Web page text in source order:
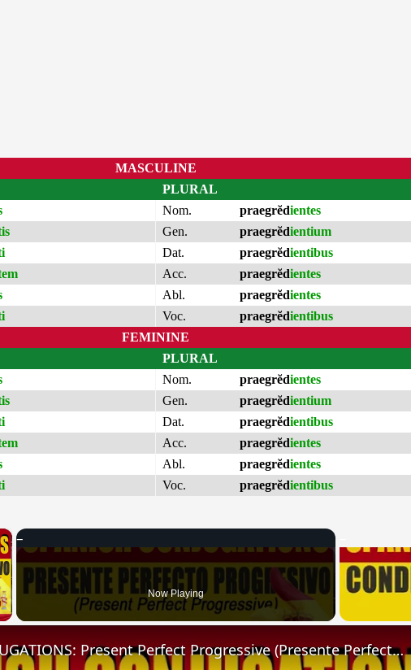
MASCULINE
PLURAL
Nom.
praegrĕdientes
Gen.
praegrĕdientium
Dat.
praegrĕdientibus
Acc.
praegrĕdientes
Abl.
praegrĕdientes
Voc.
praegrĕdientibus
FEMININE
PLURAL
Nom.
praegrĕdientes
Gen.
praegrĕdientium
Dat.
praegrĕdientibus
Acc.
praegrĕdientes
Abl.
praegrĕdientes
Voc.
praegrĕdientibus
×
Now Playing
SPANISH CONJUGATIONS: Present Perfect Progressive (Presente Perfecto Progresivo)